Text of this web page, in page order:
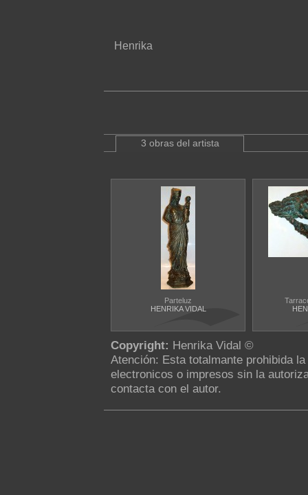
Henrika
3 obras del artista
Parteluz
HENRIKA VIDAL
Copyright: Henrika Vidal ©
Atención: Esta totalmante prohibida
electronicos o impresos sin la
contacta con el autor.